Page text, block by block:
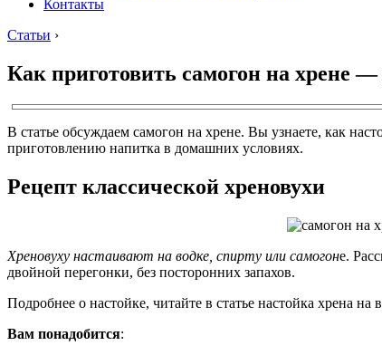
Контакты
Статьи ›
Как приготовить самогон на хрене
В статье обсуждаем самогон на хрене. Вы узнаете, как
приготовлению напитка в домашних условиях.
Рецепт классической хреновухи
Хреновуху настаивают на водке, спирту или самогоне.
двойной перегонки, без посторонних запахов.
Подробнее о настойке, читайте в статье настойка хрена на
Вам понадобится: